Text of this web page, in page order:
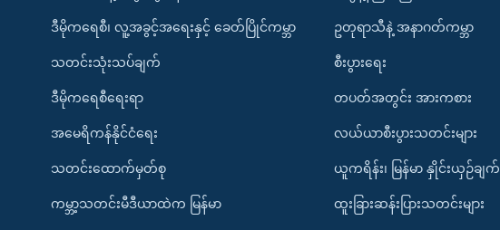
ဒီမိုကရေစီ၊ လူ့အခွင့်အရေးနှင့် ခေတ်ပြိုင်ကမ္ဘာ
သတင်းသုံးသပ်ချက်
ဒီမိုကရေစီရေးရာ
အမေရိကန်နိုင်ငံရေး
သတင်းထောက်မှတ်စု
ကမ္ဘာ့သတင်းမီဒီယာထဲက မြန်မာ
ဥတုရာသီနဲ့ အနာဂတ်ကမ္ဘာ
စီးပွားရေး
တပတ်အတွင်း အားကစား
လယ်ယာစီးပွားသတင်းများ
ယူကရိန်း၊ မြန်မာ နှိုင်းယှဉ်ချက်
ထူးခြားဆန်းပြားသတင်းများ